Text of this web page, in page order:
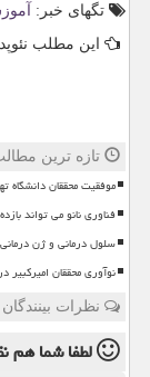
تگهای خبر:
این مطلب
تازه ترین
موفقیت محققان
فناوری نانو می تواند
سلول درمانی و ژن
نوآوری محققان
نظرات
لطفا شما هم